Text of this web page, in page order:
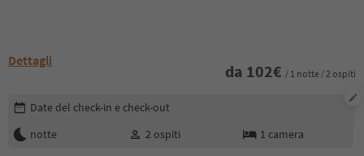
Dettagli
da 102€ / 1 notte / 2 ospiti
Modifica i dettagli della prenotazione
Date del check-in e check-out
notte
2 ospiti 1 camera